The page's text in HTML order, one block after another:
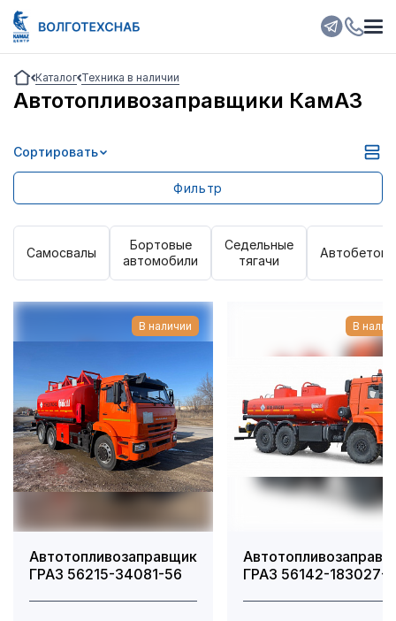
Каталог Техника в наличии
Автотопливозаправщики КамАЗ
Cамосвалы
Бортовые
автомобили
Седельные
тягачи
Выбрано: 0 Очистить фильтр
Колесная формула
Мощность двигателя
Марка двигателя
Фильтр
Сортировать
В наличии
Автотопливозаправщик
ГРАЗ 56215-34081-56
В
ГРАЗ 56142-183027-